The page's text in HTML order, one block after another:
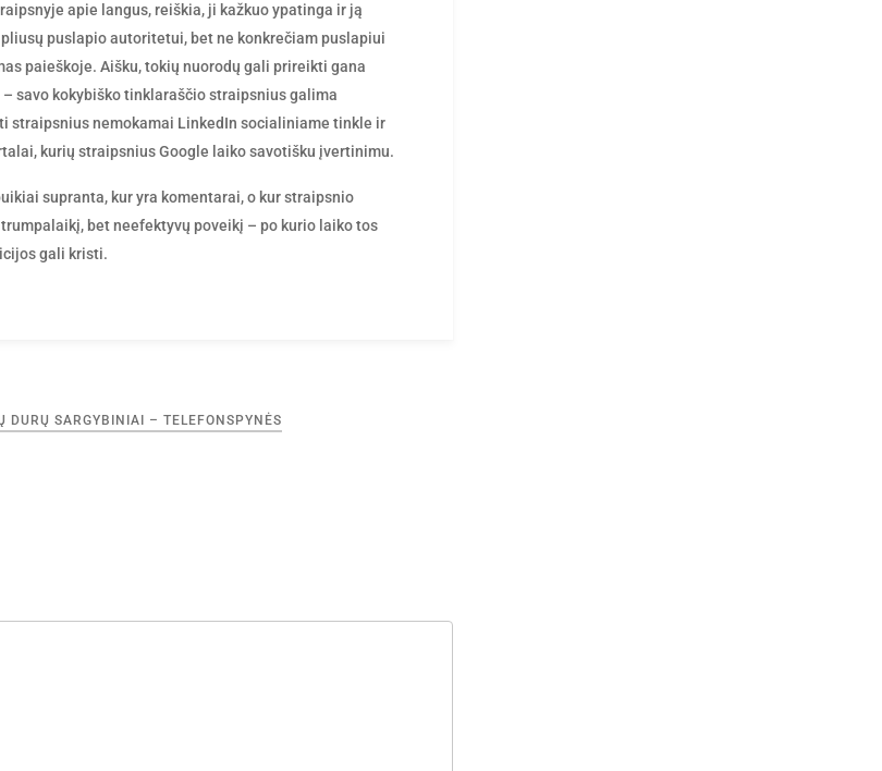
apie langus, reiškia, ji kažkuo ypatinga ir ją
puslapio autoritetui, bet ne konkrečiam puslapiui
paieškoje. Aišku, tokių nuorodų gali prireikti gana
savo kokybiško tinklaraščio straipsnius galima
nemokamai LinkedIn socialiniame tinkle ir
kurių straipsnius Google laiko savotišku įvertinimu.
supranta, kur yra komentarai, o kur straipsnio
bet neefektyvų poveikį – po kurio laiko tos
gali kristi.
DURŲ SARGYBINIAI – TELEFONSPYNĖS